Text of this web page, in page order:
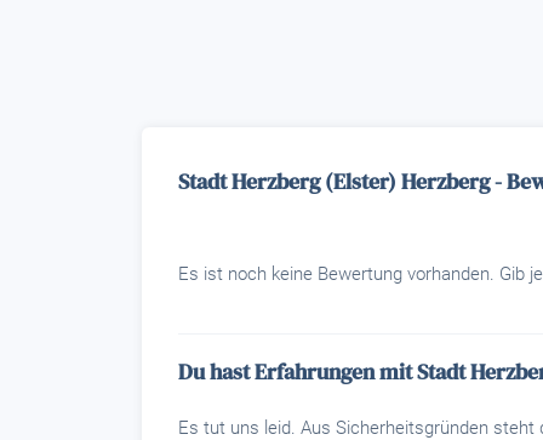
Stadt Herzberg (Elster) Herzberg -
Es ist noch keine Bewertung vorhanden. Gib
Du hast Erfahrungen mit Stadt
Es tut uns leid. Aus Sicherheitsgründen